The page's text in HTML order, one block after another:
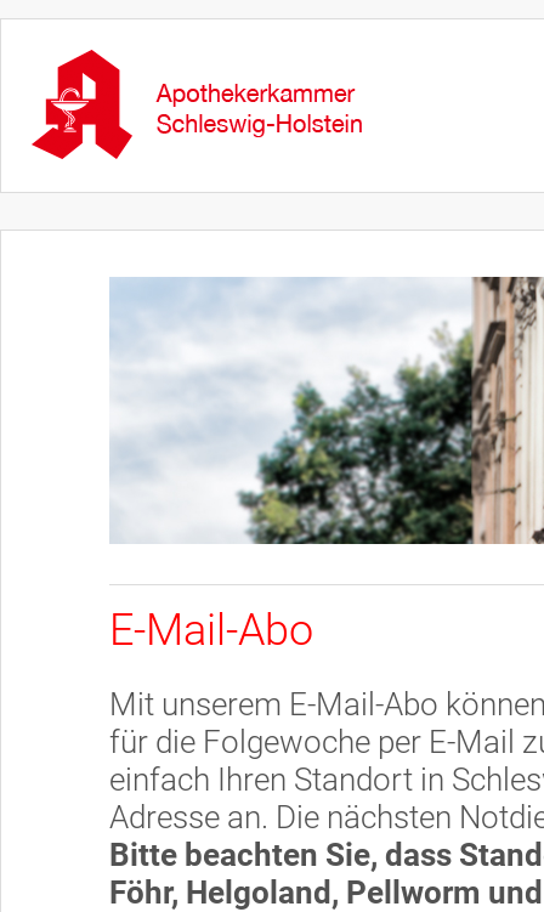
E-Mail-Abo
Mit unserem E-Mail-Abo
für die Folgewoche per E-Mail
einfach Ihren Standort in
Adresse an. Die nächsten
Bitte beachten Sie, dass
Föhr, Helgoland, Pellworm